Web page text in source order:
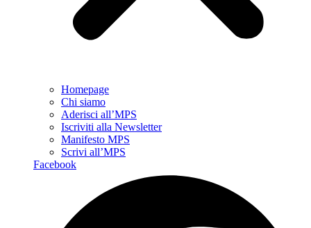
Homepage
Chi siamo
Aderisci all’MPS
Iscriviti alla Newsletter
Manifesto MPS
Scrivi all’MPS
Facebook